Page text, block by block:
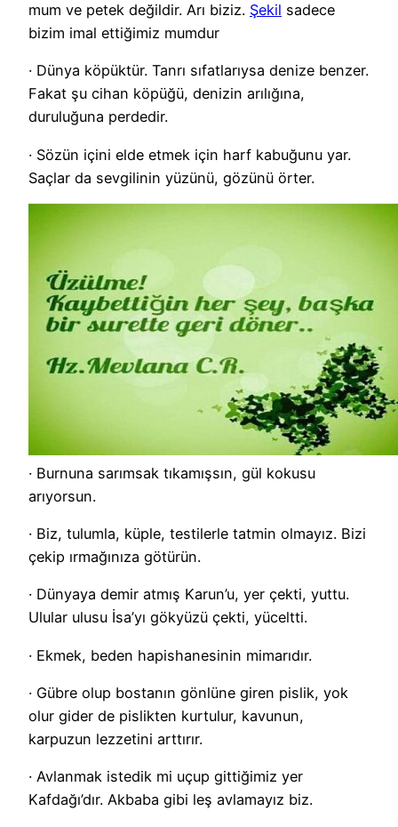
mum ve petek değildir. Arı biziz. Şekil sadece
bizim imal ettiğimiz mumdur
· Dünya köpüktür. Tanrı sıfatlarıysa denize benzer.
Fakat şu cihan köpüğü, denizin arılığına,
duruluğuna perdedir.
· Sözün içini elde etmek için harf kabuğunu yar.
Saçlar da sevgilinin yüzünü, gözünü örter.
· Burnuna sarımsak tıkamışsın, gül kokusu
arıyorsun.
· Biz, tulumla, küple, testilerle tatmin olmayız. Bizi
çekip ırmağınıza götürün.
· Dünyaya demir atmış Karun’u, yer çekti, yuttu.
Ulular ulusu İsa’yı gökyüzü çekti, yüceltti.
· Ekmek, beden hapishanesinin mimarıdır.
· Gübre olup bostanın gönlüne giren pislik, yok
olur gider de pislikten kurtulur, kavunun,
karpuzun lezzetini arttırır.
· Avlanmak istedik mi uçup gittiğimiz yer
Kafdağı’dır. Akbaba gibi leş avlamayız biz.